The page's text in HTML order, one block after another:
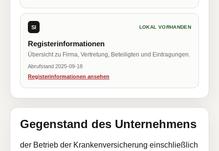
SI LOKAL VORHANDEN
Registerinformationen
Übersicht zu Firma, Vertretung, Beteiligten und Eintragungen.
Abrufstand 2025-09-18
Registerinformationen ansehen
Gegenstand des Unternehmens
der Betrieb der Krankenversicherung einschließlich